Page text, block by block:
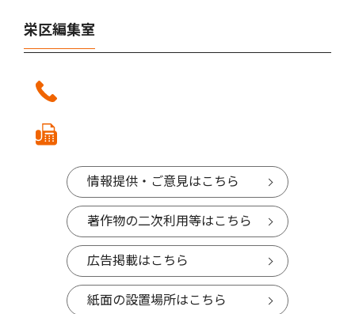
栄区編集室
情報提供・ご意見はこちら
著作物の二次利用等はこちら
広告掲載はこちら
紙面の設置場所はこちら